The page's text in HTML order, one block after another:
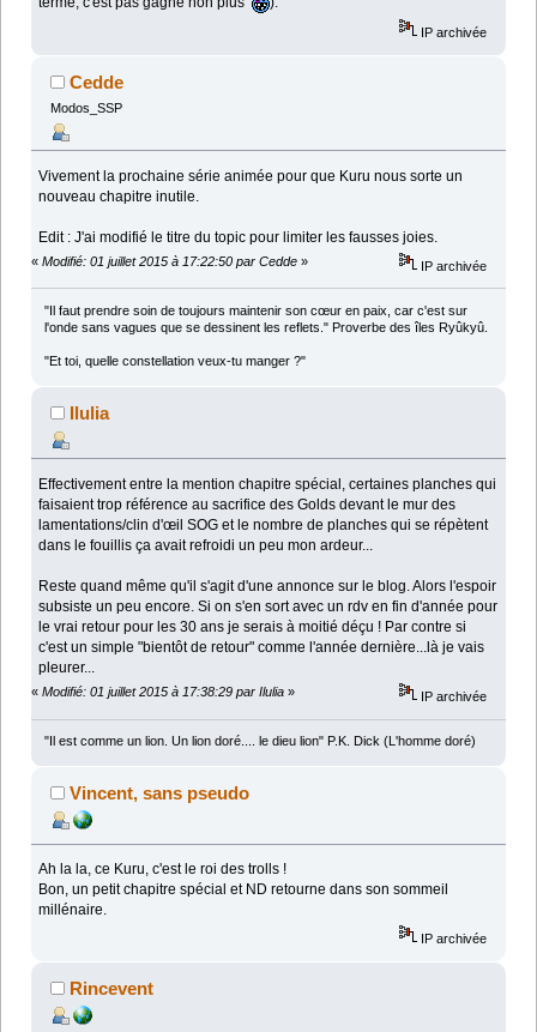
IP archivée
Cedde
Modos_SSP
Vivement la prochaine série animée pour que Kuru nous sorte un
nouveau chapitre inutile.
Edit : J'ai modifié le titre du topic pour limiter les fausses joies.
« Modifié: 01 juillet 2015 à 17:22:50 par Cedde » IP archivée
"Il faut prendre soin de toujours maintenir son cœur en paix, car c'est sur
l'onde sans vagues que se dessinent les reflets." Proverbe des îles Ryûkyû.
"Et toi, quelle constellation veux-tu manger ?"
Ilulia
Effectivement entre la mention chapitre spécial, certaines planches qui
faisaient trop référence au sacrifice des Golds devant le mur des
lamentations/clin d'œil SOG et le nombre de planches qui se répètent
dans le fouillis ça avait refroidi un peu mon ardeur...
Reste quand même qu'il s'agit d'une annonce sur le blog. Alors l'espoir
subsiste un peu encore. Si on s'en sort avec un rdv en fin d'année pour
le vrai retour pour les 30 ans je serais à moitié déçu ! Par contre si
c'est un simple "bientôt de retour" comme l'année dernière...là je vais
pleurer...
« Modifié: 01 juillet 2015 à 17:38:29 par Ilulia » IP archivée
"Il est comme un lion. Un lion doré.... le dieu lion" P.K. Dick (L'homme doré)
Vincent, sans pseudo
Ah la la, ce Kuru, c'est le roi des trolls !
Bon, un petit chapitre spécial et ND retourne dans son sommeil
millénaire.
IP archivée
Rincevent